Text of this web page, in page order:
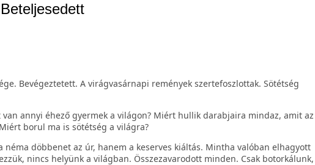
Bevégeztetett. A virágvasárnapi remények szertefoszlottak. Sötétség
annyi éhező gyermek a világon? Miért hullik darabjaira mindaz, amit az
borul ma is sötétség a világra?
néma döbbenet az úr, hanem a keserves kiáltás. Mintha valóban elhagyott
nincs helyünk a világban. Összezavarodott minden. Csak botorkálunk,